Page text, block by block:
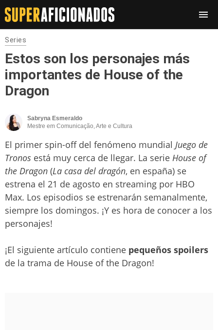
Series
Estos son los personajes más
importantes de House of the
Dragon
Sabryna Esmeraldo
Mestre em Comunicação, Arte e Cultura
El primer spin-off del fenómeno mundial Juego de
Tronos está muy cerca de llegar. La serie House of
the Dragon (La casa del dragón, en españa) se
estrena el 21 de agosto en streaming por HBO
Max. Los episodios se estrenarán semanalmente,
siempre los domingos. ¡Y es hora de conocer a los
personajes!
¡El siguiente artículo contiene pequeños spoilers
de la trama de House of the Dragon!